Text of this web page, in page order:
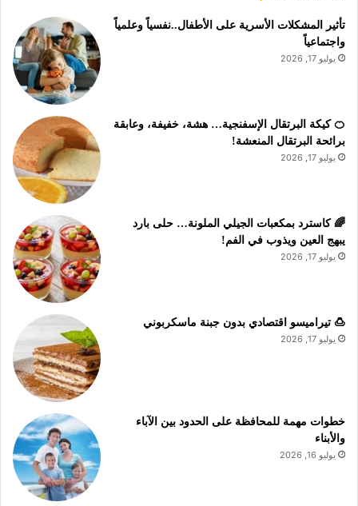
تأثير المشكلات الأسرية على الأطفال..نفسياً وعلمياً
واجتماعياً
يوليو 17, 2026
🍊 كيكة البرتقال الإسفنجية… هشة، خفيفة، وعابقة
برائحة البرتقال المنعشة!
يوليو 17, 2026
🌈 كاسترد بمكعبات الجيلي الملونة… حلى بارد
يبهج العين ويذوب في الفم!
يوليو 17, 2026
🍮 تيراميسو اقتصادي بدون جبنة ماسكربوني
يوليو 17, 2026
خطوات مهمة للمحافظة على الحدود بين الآباء
والأبناء
يوليو 16, 2026